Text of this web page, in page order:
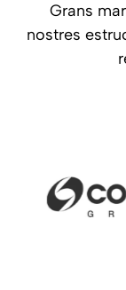
Grans
nostres